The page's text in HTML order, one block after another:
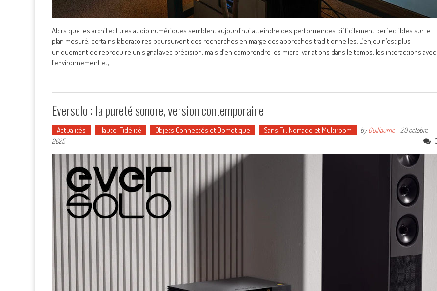
Alors que les architectures audio numériques semblent aujourd’hui atteindre des performances difficilement perfectibles sur le
plan mesuré, certains laboratoires poursuivent des recherches en marge des approches traditionnelles. L’enjeu n’est plus
uniquement de reproduire un signal avec précision, mais d’en comprendre les micro-variations dans le temps, les interactions avec
l’environnement et,
Eversolo : la pureté sonore, version contemporaine
Actualités Haute-Fidélité Objets Connectés et Domotique Sans Fil, Nomade et Multiroom byGuillaume- 20 octobre
2025